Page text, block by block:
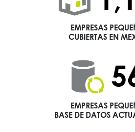
EMPRESAS
CUBIERTAS EN
EMPRESAS
BASE DE DATOS